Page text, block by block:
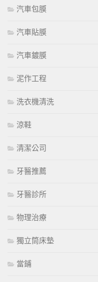
汽車包膜
汽車貼膜
汽車鍍膜
泥作工程
洗衣機清洗
涼鞋
清潔公司
牙醫推薦
牙醫診所
物理治療
獨立筒床墊
當鋪